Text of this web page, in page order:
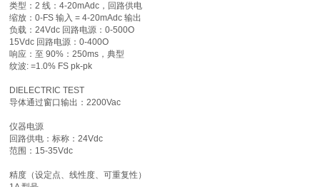
类型：2 线：4-20mAdc，回路供电
缩放：0-FS 输入 = 4-20mAdc 输出
负载：24Vdc 回路电源：0-500O
15Vdc 回路电源：0-400O
响应：至 90%：250ms，典型
纹波: =1.0% FS pk-pk
DIELECTRIC TEST
导体通过窗口输出：2200Vac
仪器电源
回路供电：标称：24Vdc
范围：15-35Vdc
精度（设定点、线性度、可重复性）